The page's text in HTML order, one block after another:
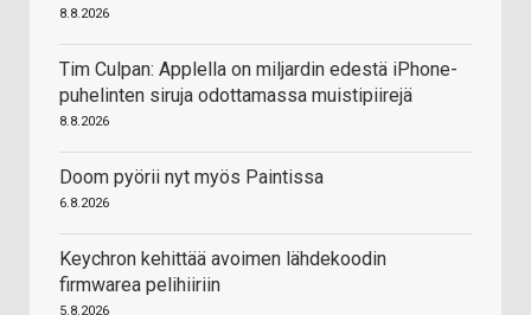
8.8.2026
Tim Culpan: Applella on miljardin edestä iPhone-
puhelinten siruja odottamassa muistipiirejä
8.8.2026
Doom pyörii nyt myös Paintissa
6.8.2026
Keychron kehittää avoimen lähdekoodin
firmwarea pelihiiriin
5.8.2026